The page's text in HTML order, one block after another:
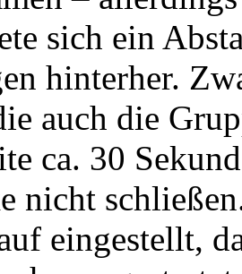
sich ein
hinterher.
auch die
ca. 30
nicht
eingestellt,